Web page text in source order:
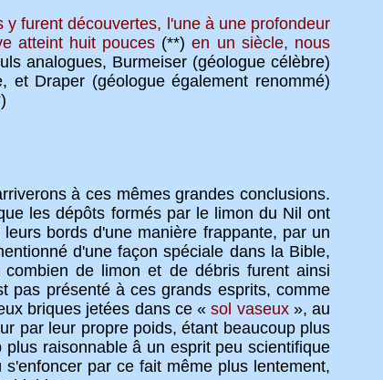
furent découvertes, l'une à une profondeur
atteint huit pouces (**)en un siècle, nous
analogues, Burmeiser (géologue célèbre)
Draper (géologue également renommé)
à ces mêmes grandes conclusions.
les dépôts formés par le limon du Nil ont
bords d'une manière frappante, par un
d'une façon spéciale dans la Bible,
de limon et de débris furent ainsi
pas présenté à ces grands esprits, comme
briques jetées dans ce «sol vaseux», au
par leur propre poids, étant beaucoup plus
raisonnable â un esprit peu scientifique
par ce fait même plus lentement,